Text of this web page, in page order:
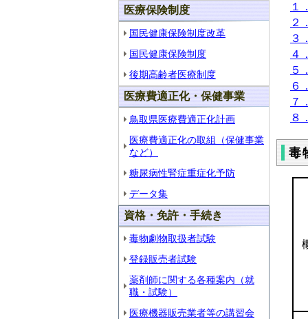
医療保険制度
国民健康保険制度改革
国民健康保険制度
後期高齢者医療制度
医療費適正化・保健事業
鳥取県医療費適正化計画
医療費適正化の取組（保健事業
など）
糖尿病性腎症重症化予防
データ集
資格・免許・手続き
毒物劇物取扱者試験
登録販売者試験
薬剤師に関する各種案内（就
職・試験）
医療機器販売業者等の講習会
１
２
３
４
５
６
７
８
毒